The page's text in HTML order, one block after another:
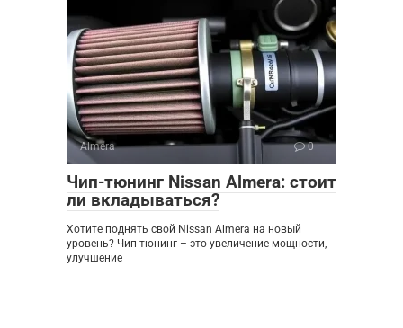
Almera 0
Чип-тюнинг Nissan Almera: стоит
ли вкладываться?
Хотите поднять свой Nissan Almera на новый
уровень? Чип-тюнинг – это увеличение мощности,
улучшение